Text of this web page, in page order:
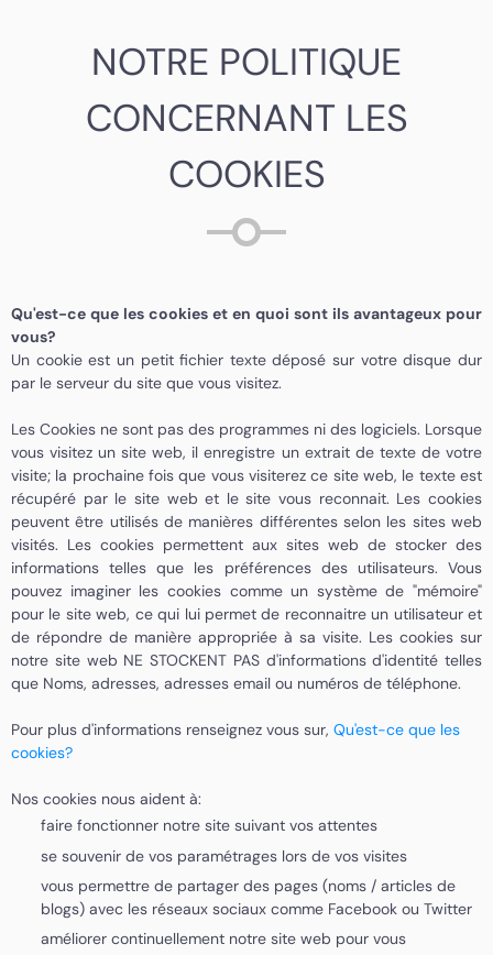
NOTRE POLITIQUE
CONCERNANT LES
COOKIES
Qu'est-ce que les cookies et en quoi sont ils avantageux pour
vous?
Un cookie est un petit fichier texte déposé sur votre disque dur
par le serveur du site que vous visitez.
Les Cookies ne sont pas des programmes ni des logiciels. Lorsque
vous visitez un site web, il enregistre un extrait de texte de votre
visite; la prochaine fois que vous visiterez ce site web, le texte est
récupéré par le site web et le site vous reconnait. Les cookies
peuvent être utilisés de manières différentes selon les sites web
visités. Les cookies permettent aux sites web de stocker des
informations telles que les préférences des utilisateurs. Vous
pouvez imaginer les cookies comme un système de "mémoire"
pour le site web, ce qui lui permet de reconnaitre un utilisateur et
de répondre de manière appropriée à sa visite. Les cookies sur
notre site web NE STOCKENT PAS d'informations d'identité telles
que Noms, adresses, adresses email ou numéros de téléphone.
Pour plus d'informations renseignez vous sur, Qu'est-ce que les
cookies?
Nos cookies nous aident à:
faire fonctionner notre site suivant vos attentes
se souvenir de vos paramétrages lors de vos visites
vous permettre de partager des pages (noms / articles de
blogs) avec les réseaux sociaux comme Facebook ou Twitter
améliorer continuellement notre site web pour vous